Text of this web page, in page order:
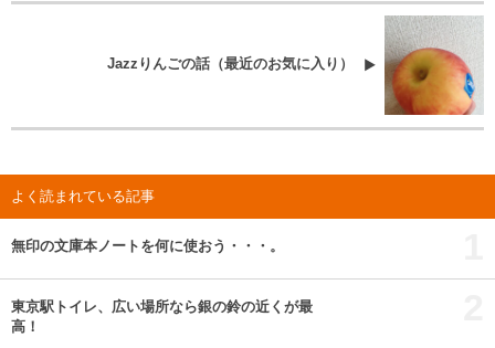
Jazzりんごの話（最近のお気に入り）
よく読まれている記事
無印の文庫本ノートを何に使おう・・・。
東京駅トイレ、広い場所なら銀の鈴の近くが最
高！